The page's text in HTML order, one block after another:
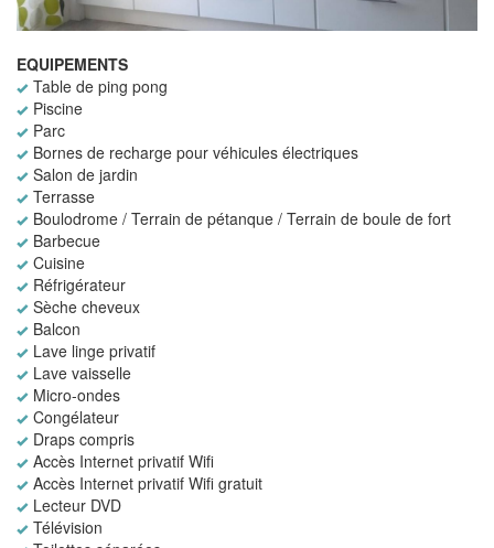
EQUIPEMENTS
Table de ping pong
Piscine
Parc
Bornes de recharge pour véhicules électriques
Salon de jardin
Terrasse
Boulodrome / Terrain de pétanque / Terrain de boule de fort
Barbecue
Cuisine
Réfrigérateur
Sèche cheveux
Balcon
Lave linge privatif
Lave vaisselle
Micro-ondes
Congélateur
Draps compris
Accès Internet privatif Wifi
Accès Internet privatif Wifi gratuit
Lecteur DVD
Télévision